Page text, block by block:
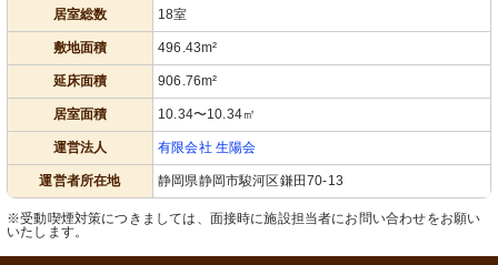
明るく清潔感漂う外観で、安心感を与
える環境です。落ち着いた色合いが特
徴的です。
明るく広々としたスペースで、快適に
居室総数 18室
敷地面積 496.43m²
延床面積 906.76m²
居室面積 10.34〜10.34㎡
運営法人 有限会社 生陽会
運営者所在地 静岡県静岡市駿河区鎌田70-13
※受動喫煙対策につきましては、面接時に施設担当者にお問い合わせをお願い
いたします。